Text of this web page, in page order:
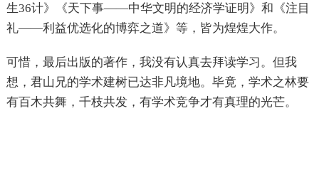
生36计》《天下事——中华文明的经济学证明》和《注目
礼——利益优选化的博弈之道》等，皆为煌煌大作。
可惜，最后出版的著作，我没有认真去拜读学习。但我
想，君山兄的学术建树已达非凡境地。毕竟，学术之林要
有百木共舞，千枝共发，有学术竞争才有真理的光芒。